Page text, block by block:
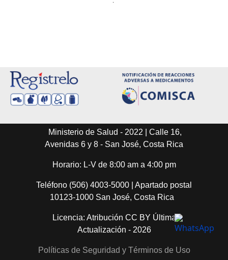
Ministerio de Salud - 2022 | Calle 16,
Avenidas 6 y 8 - San José, Costa Rica
Horario: L-V de 8:00 am a 4:00 pm
Teléfono (506) 4003-5000 | Apartado postal
10123-1000 San José, Costa Rica
Licencia: Atribución CC BY Última
Actualización - 2026
Políticas de Seguridad y Términos de Uso